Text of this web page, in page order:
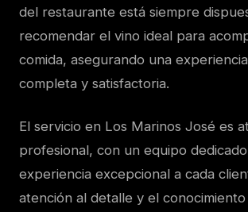
del restaurante está siempre
recomendar el vino ideal para
comida, asegurando una
completa y satisfactoria.
El servicio en Los Marinos José es
profesional, con un equipo
experiencia excepcional a cada
atención al detalle y el